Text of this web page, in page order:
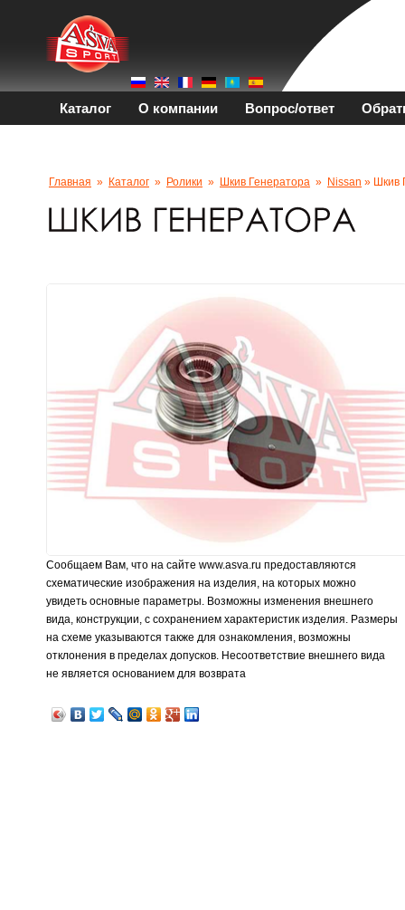
Каталог О компании Вопрос/ответ
Главная » Каталог » Ролики » Шкив Генератора » Nissan » Шкив
Сообщаем Вам, что на сайте www.asva.ru предоставляются
схематические изображения на изделия, на которых можно
увидеть основные параметры. Возможны изменения внешнего
вида, конструкции, с сохранением характеристик изделия. Размеры
на схеме указываются также для ознакомления, возможны
отклонения в пределах допусков. Несоответствие внешнего вида
не является основанием для возврата